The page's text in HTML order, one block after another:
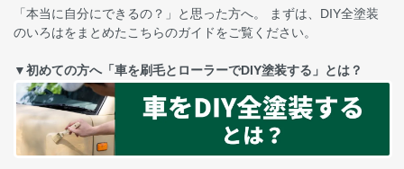
「本当に自分にできるの？」と思った方へ。 まずは、DIY全塗装
のいろはをまとめたこちらのガイドをご覧ください。
▼初めての方へ「車を刷毛とローラーでDIY塗装する」とは？